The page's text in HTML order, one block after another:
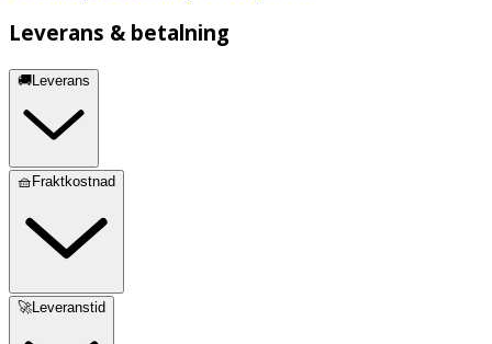
Leverans & betalning
🚚Leverans
🧺Fraktkostnad
🚀Leveranstid